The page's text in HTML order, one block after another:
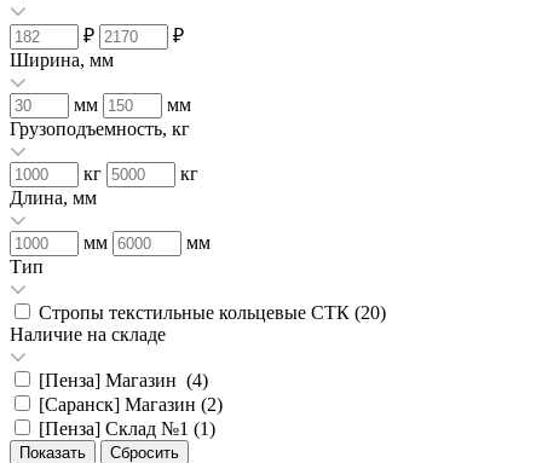
₽
₽
Ширина, мм
мм
мм
Грузоподъемность, кг
кг
кг
Длина, мм
мм
мм
Тип
Стропы текстильные кольцевые СТК (20)
Наличие на складе
[Пенза] Магазин (4)
[Саранск] Магазин (2)
[Пенза] Склад №1 (1)